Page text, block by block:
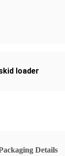
loader
Details